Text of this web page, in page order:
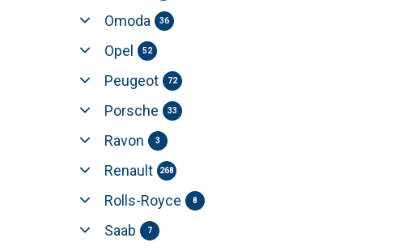
Omoda 36
Opel 52
Peugeot 72
Porsche 33
Ravon 3
Renault 268
Rolls-Royce 8
Saab 7